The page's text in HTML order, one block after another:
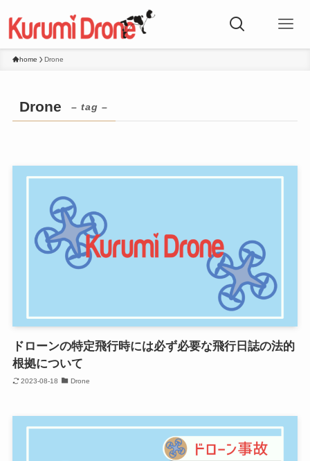
home Drone
Drone – tag –
ドローンの特定飛行時には必ず必要な飛行日誌の法的
根拠について
2023-08-18 Drone